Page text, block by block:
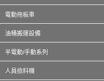
電動拖板車
油桶搬運設備
半電動/手動系列
人員撿料機